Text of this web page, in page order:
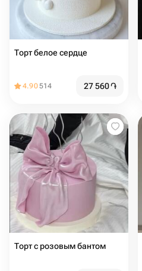
Торт белое сердце
4.90514 27 560֏
Торт с розовым бантом